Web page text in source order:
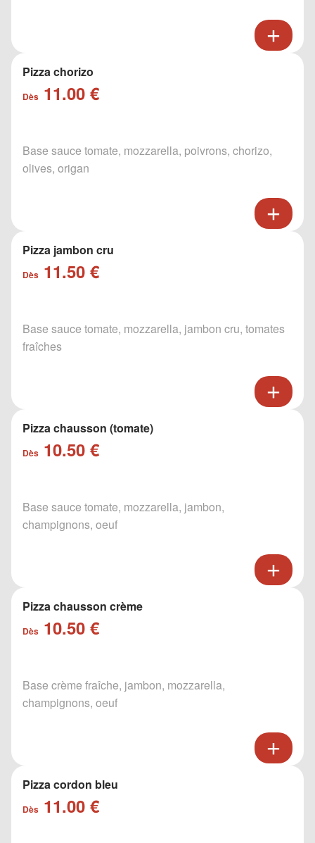
Pizza chorizo
Dès 11.00 €
Base sauce tomate, mozzarella, poivrons, chorizo,
olives, origan
Pizza jambon cru
Dès 11.50 €
Base sauce tomate, mozzarella, jambon cru, tomates
fraîches
Pizza chausson (tomate)
Dès 10.50 €
Base sauce tomate, mozzarella, jambon,
champignons, oeuf
Pizza chausson crème
Dès 10.50 €
Base crème fraîche, jambon, mozzarella,
champignons, oeuf
Pizza cordon bleu
Dès 11.00 €